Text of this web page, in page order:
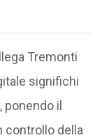
Tremonti
significhi
il
controllo della